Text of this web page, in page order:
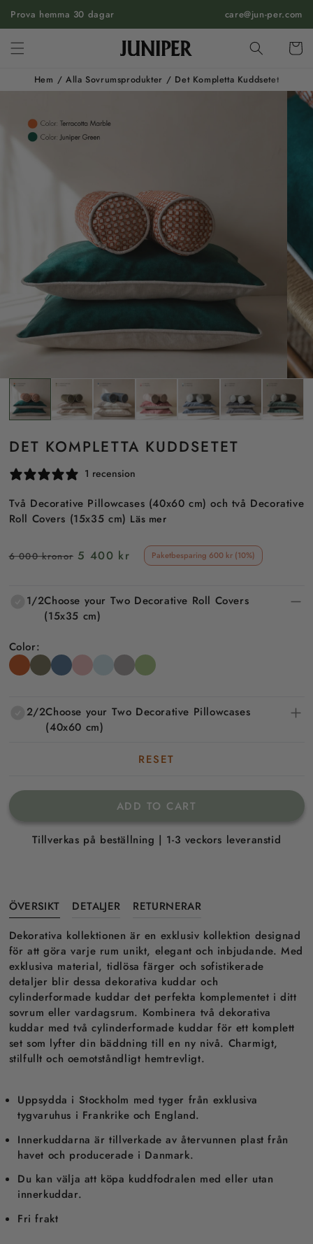
TILL
INNEHÅLL
Prova hemma 30 dagar care@jun-per.com
Vagn
Hem / Alla Sovrumsprodukter / Det Kompletta Kuddsetet
DET KOMPLETTA KUDDSETET
1 recension
Två Decorative Pillowcases (40x60 cm) och två Decorative
Roll Covers (15x35 cm) Läs mer
Ordinarie
6 000 kronor Försäljningspris
5 400 kr Paketbesparing 600 kr (10%)
1/2Choose your Two Decorative Roll Covers
(15x35 cm)
Color:
2/2Choose your Two Decorative Pillowcases
(40x60 cm)
RESET
ADD TO CART
Tillverkas på beställning | 1-3 veckors leveranstid
ÖVERSIKT DETALJER
RETURNERAR
Dekorativa kollektionen är en exklusiv kollektion designad
för att göra varje rum unikt, elegant och inbjudande. Med
exklusiva material, tidlösa färger och sofistikerade
detaljer blir dessa dekorativa kuddar och
cylinderformade kuddar det perfekta komplementet i ditt
sovrum eller vardagsrum. Kombinera två dekorativa
kuddar med två cylinderformade kuddar för ett komplett
set som lyfter din bäddning till en ny nivå. Charmigt,
stilfullt och oemotståndligt hemtrevligt.
Uppsydda i Stockholm med tyger från exklusiva
tygvaruhus i Frankrike och England.
Innerkuddarna är tillverkade av återvunnen plast från
havet och producerade i Danmark.
Du kan välja att köpa kuddfodralen med eller utan
innerkuddar.
Fri frakt